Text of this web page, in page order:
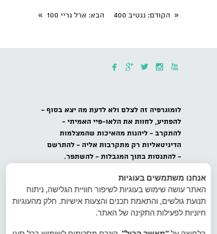
« הקודם: נגטיב 400 הבא: ארל גריי 100 »
    
לומוגרפיה זה לצלם ולא לדעת מה יצא בסוף -
להפתיע, לחוות את הלאו-פיי האמיתי -
להתקרב - ליהנות מהאיכות שהמצלמות
הדיגיטאליות רק מתקרבות אליה - להתרשם
- להתנסות בתוך המגבלות - להשתפר.
כל הזכויות שמורות לאינטרפוטו, לומוגרפיה
ישראל, ט.ל.ח.
הצטרפו למועדון הלומוגרפים בישראל - הרשמה
אנחנו משתמשים בעוגיות
האתר עושה שימוש בעוגיות לשיפור חוויית הגלישה, ניתוח
תנועת גולשים, והתאמת תכנים והצעות אישיות. חלק מהעוגיות
חיוניות לפעילות התקינה של האתר.